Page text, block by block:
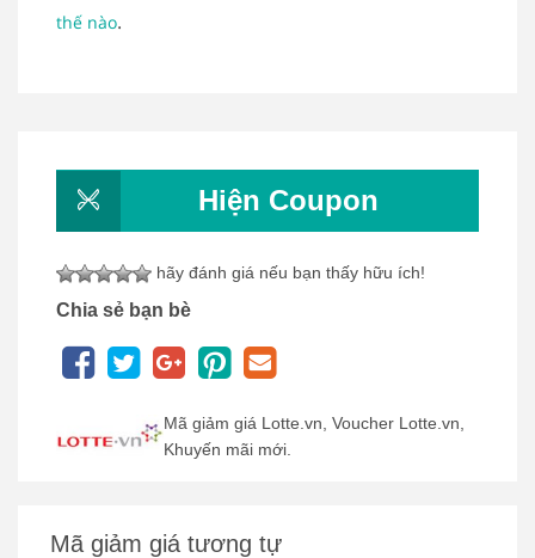
thế nào.
Hiện Coupon
hãy đánh giá nếu bạn thấy hữu ích!
Chia sẻ bạn bè
Mã giảm giá Lotte.vn, Voucher Lotte.vn,
Khuyến mãi mới.
Mã giảm giá tương tự